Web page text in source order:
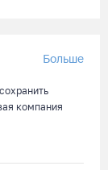
Больше
компания